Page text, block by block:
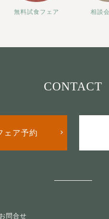
無料試食フェア 相談
CONTACT
ェア予約
問合せ